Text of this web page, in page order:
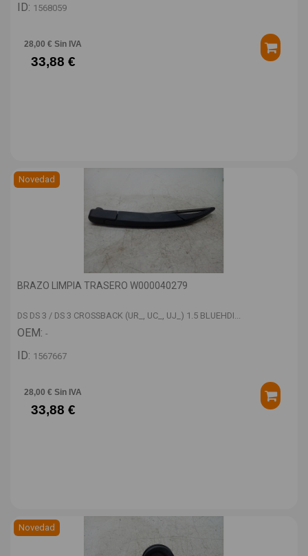
ID: 1568059
28,00 € Sin IVA
33,88 €
Novedad
BRAZO LIMPIA TRASERO W000040279
DS DS 3 / DS 3 CROSSBACK (UR_, UC_, UJ_) 1.5 BLUEHDI...
OEM: -
ID: 1567667
28,00 € Sin IVA
33,88 €
Novedad